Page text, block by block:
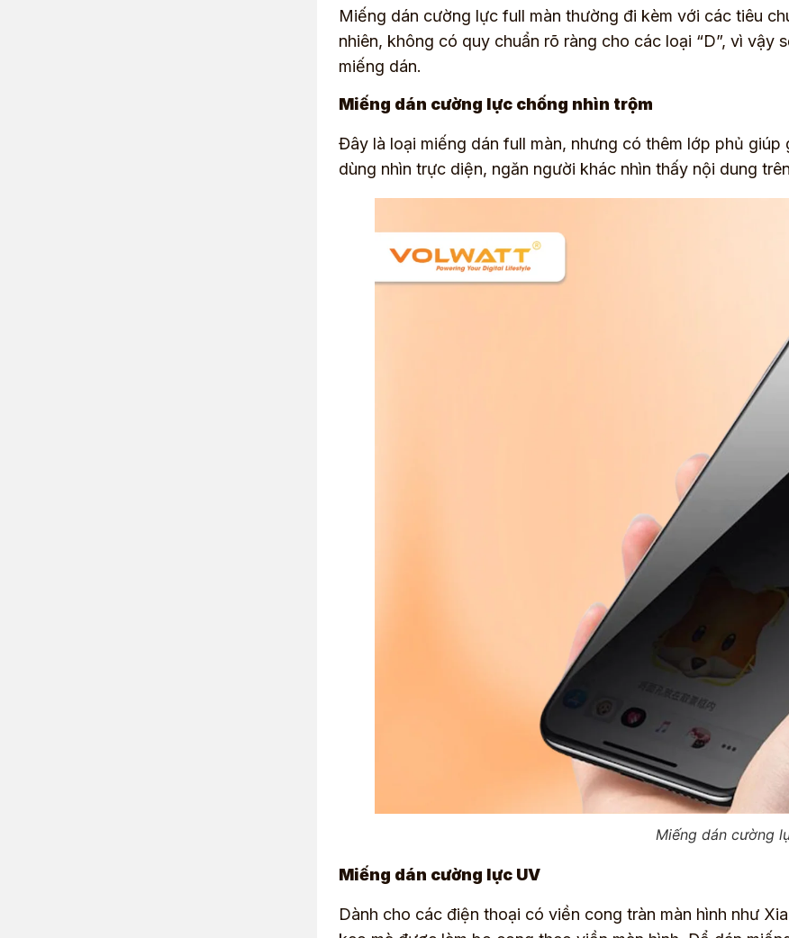
Miếng dán cường lực full màn thường đi kèm với các tiêu
nhiên, không có quy chuẩn rõ ràng cho các loại “D”, vì
miếng dán.
Miếng dán cường lực chống nhìn trộm
Đây là loại miếng dán full màn, nhưng có thêm lớp phủ
dùng nhìn trực diện, ngăn người khác nhìn thấy nội dung
Miếng dán cường
Miếng dán cường lực UV
Dành cho các điện thoại có viền cong tràn màn hình như